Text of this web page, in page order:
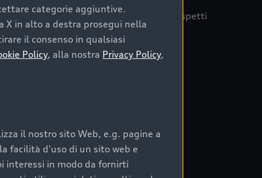
sicuro, è essenziale considerare aspetti
Prima Scelta :plus
nel tempo;
categorie aggiuntive.
in alto a destra prosegui nella
il consenso in qualsiasi
Policy, alla nostra Privacy Policy,
il nostro sito Web, e.g. pagine a
facilità d'uso di un sito web e
interessi in modo da fornirti